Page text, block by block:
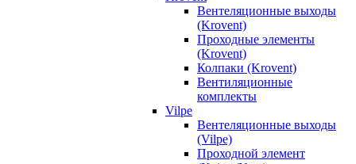
Вентеляционные выходы
(Krovent)
Проходные элементы
(Krovent)
Колпаки (Krovent)
Вентиляционные
комплекты
Vilpe
Вентеляционные выходы
(Vilpe)
Проходной элемент